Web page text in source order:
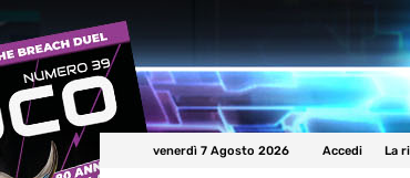
venerdì 7 Agosto 2026 Accedi La